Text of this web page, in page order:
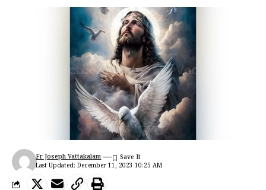
Last Updated: December 11, 2023 10:25 AM
Fr Joseph Vattakalam